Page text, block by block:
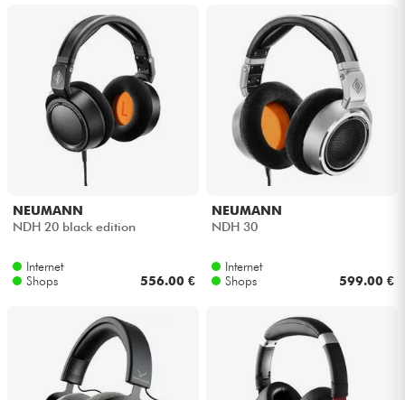
NEUMANN
NDH 20 black edition
Internet
Shops
556.00 €
NEUMANN
NDH 30
Internet
Shops
599.00 €